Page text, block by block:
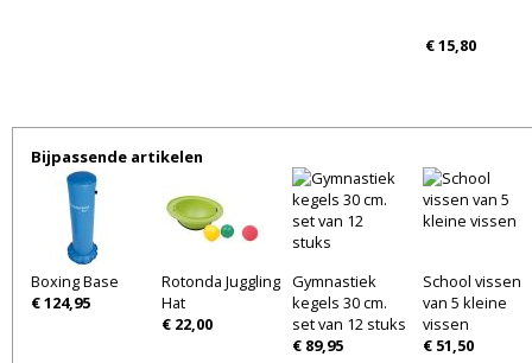
€ 15,80
Bijpassende artikelen
Boxing Base
€ 124,95
Rotonda Juggling
Hat
€ 22,00
Gymnastiek
kegels 30 cm.
set van 12 stuks
€ 89,95
School vissen
van 5 kleine
vissen
€ 51,50